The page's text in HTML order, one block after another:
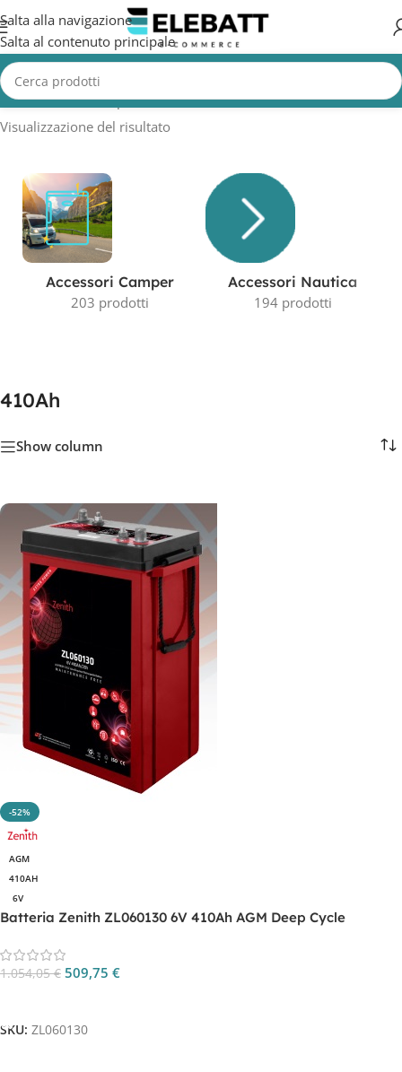
Salta alla navigazione
Salta al contenuto principale
Home/Prodotto Capacità in AH/410Ah
Visualizzazione del risultato
Accessori Camper
203 prodotti
Accessori Nautica
194 prodotti
410Ah
Show column
-52%
AGM
410AH
6V
Batteria Zenith ZL060130 6V 410Ah AGM Deep Cycle
1.054,05€ 509,75 €
SKU: ZL060130